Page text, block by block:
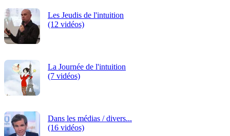
Les Jeudis de l'intuition
(12 vidéos)
La Journée de l'intuition
(7 vidéos)
Dans les médias / divers...
(16 vidéos)